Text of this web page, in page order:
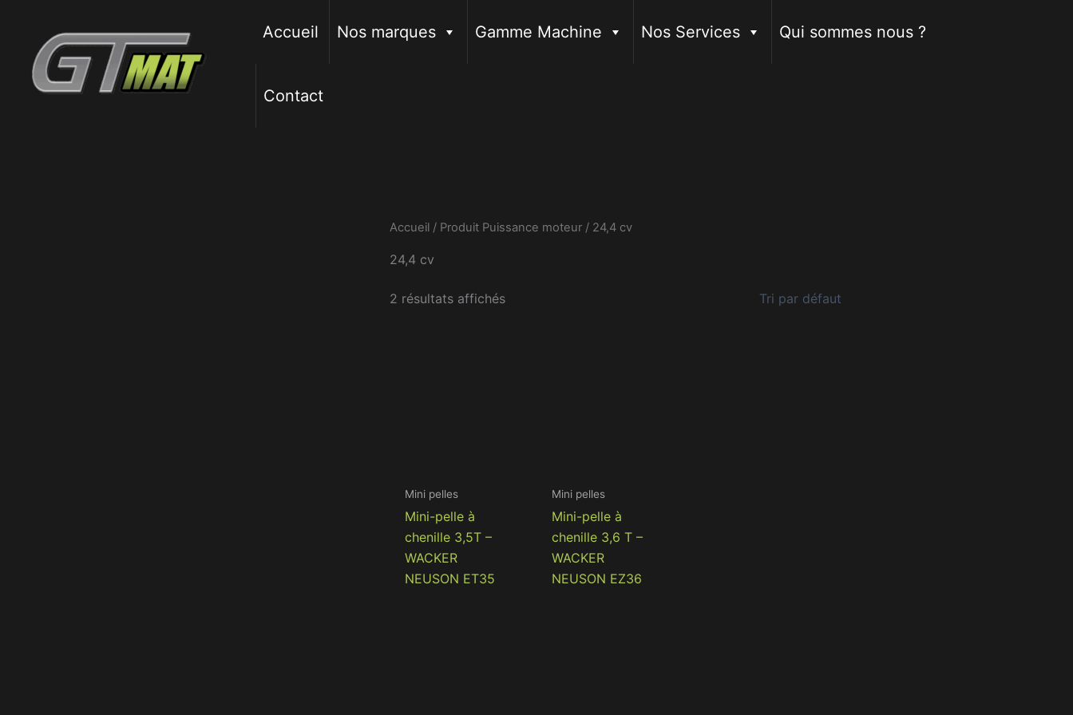
contenu
Accueil Nos marques Gamme Machine Nos Services Qui sommes nous ?
Contact
Accueil / Produit Puissance moteur / 24,4 cv
24,4 cv
2 résultats affichés
Mini pelles
Mini-pelle à
chenille 3,5T –
WACKER
NEUSON ET35
Mini pelles
Mini-pelle à
chenille 3,6 T –
WACKER
NEUSON EZ36